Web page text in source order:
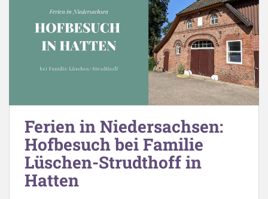
Ferien in Niedersachsen:
Hofbesuch bei Familie
Lüschen-Strudthoff in
Hatten